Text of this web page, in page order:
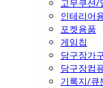
고무쿠션/
인테리어
포켓용품
게임칩
당구장가
당구장컴
기록지/큐